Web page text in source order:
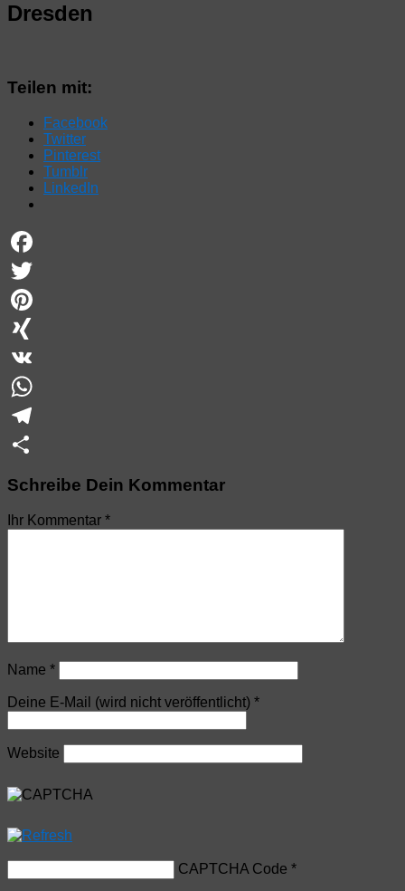
Dresden
Teilen mit:
Facebook
Twitter
Pinterest
Tumblr
LinkedIn
Facebook
Twitter
Pinterest
XING
VK
WhatsApp
Telegram
Schreibe Dein Kommentar
Ihr Kommentar *
Name *
Deine E-Mail (wird nicht veröffentlicht) *
Website
CAPTCHA Code *